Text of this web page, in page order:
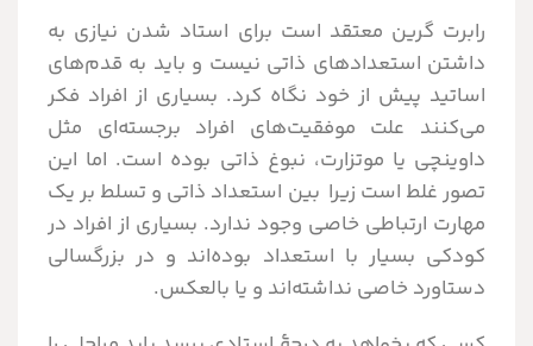
رابرت گرین معتقد است برای استاد شدن نیازی به
داشتن استعدادهای ذاتی نیست و باید به قدم‌های
اساتید پیش از خود نگاه کرد. بسیاری از افراد فکر
می‌کنند علت موفقیت‌های افراد برجسته‌ای مثل
داوینچی یا موتزارت، نبوغ ذاتی بوده است. اما این
تصور غلط است زیرا بین استعداد ذاتی و تسلط بر یک
مهارت ارتباطی خاصی وجود ندارد. بسیاری از افراد در
کودکی بسیار با استعداد بوده‌اند و در بزرگسالی
دستاورد خاصی نداشته‌اند و یا بالعکس.